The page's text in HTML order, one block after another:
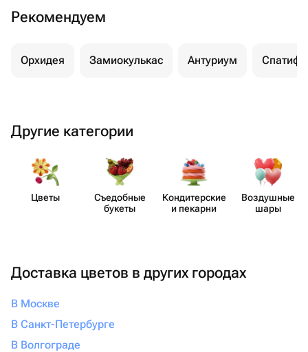
Рекомендуем
Орхидея Замиокулькас Антуриум
Другие категории
Цветы
Съедобные
букеты
Кондит​ерские
и пекарни
Воздушные
шары
Доставка цветов в других городах
В Москве
В Санкт-Петербурге
В Волгограде